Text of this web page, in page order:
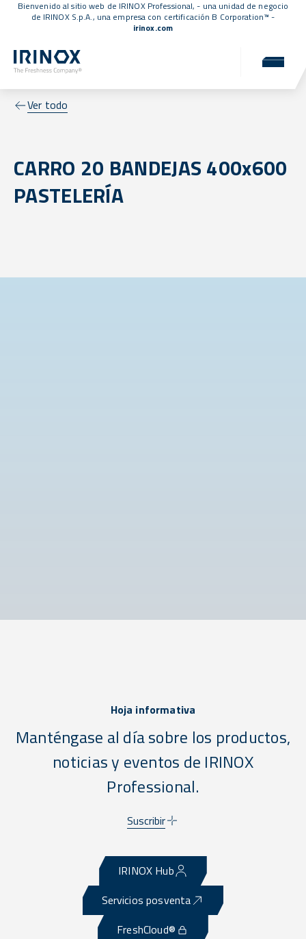
Bienvenido al sitio web de IRINOX Professional, - una unidad de negocio
de IRINOX S.p.A., una empresa con certificación B Corporation™ -
irinox.com
Ver todo
CARRO 20 BANDEJAS 400x600
PASTELERÍA
Hoja informativa
Manténgase al día sobre los productos,
noticias y eventos de IRINOX
Professional.
Suscribir
IRINOX Hub
Servicios posventa
FreshCloud®